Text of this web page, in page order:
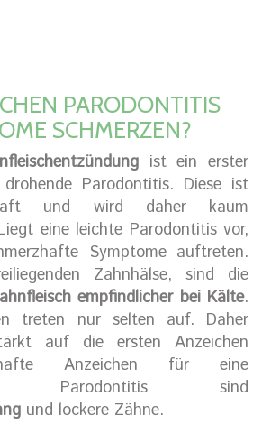
PARODONTITIS
SCHMERZEN?
ist ein erster
Parodontitis. Diese ist
und wird daher kaum
eine leichte Parodontitis vor,
Symptome auftreten.
Zahnhälse, sind die
empfindlicher bei Kälte.
treten nur selten auf. Daher
auf die ersten Anzeichen
Anzeichen für eine
Parodontitis sind
und lockere Zähne.